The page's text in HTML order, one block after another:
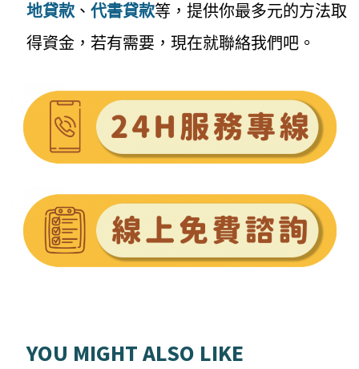
地貸款、代書貸款等，提供你最多元的方法取
得資金，若有需要，現在就聯絡我們吧。
YOU MIGHT ALSO LIKE